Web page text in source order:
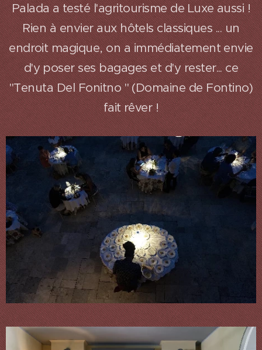
Palada a testé l'agritourisme de Luxe aussi !
Rien à envier aux hôtels classiques ... un
endroit magique, on a immédiatement envie
d'y poser ses bagages et d'y rester... ce
"Tenuta Del Fonitno " (Domaine de Fontino)
fait rêver !